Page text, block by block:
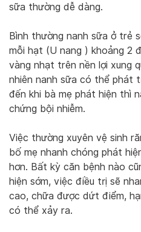
sữa thường dễ dàng.
Bình thường nanh sữa ở trẻ
mỗi hạt (U nang ) khoảng 2
vàng nhạt trên nền lợi xung
nhiên nanh sữa có thể phát
đến khi bà mẹ phát hiện thì
chứng bội nhiễm.
Việc thường xuyên vệ sinh
bố mẹ nhanh chóng phát
hơn. Bất kỳ căn bệnh nào
hiện sớm, việc điều trị sẽ
cao, chữa được dứt điểm,
có thể xảy ra.